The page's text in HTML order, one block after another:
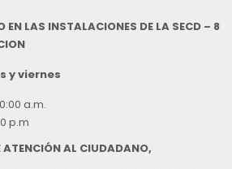
EN LAS INSTALACIONES DE LA SECD – 8
y viernes
a.m.
p.m
AL CIUDADANO,